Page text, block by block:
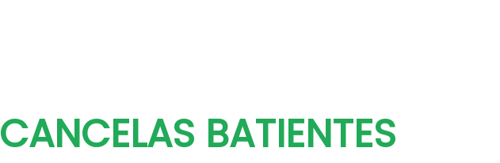
CANCELAS BATIENTES